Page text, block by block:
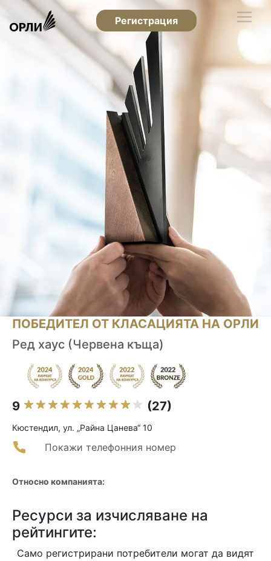
Регистрация
ПОБЕДИТЕЛ ОТ КЛАСАЦИЯТА НА ОРЛИ
Ред хаус (Червена къща)
9 (27)
Кюстендил, ул. „Райна Цанева“ 10
Покажи телефонния номер
Относно компанията:
Ресурси за изчисляване на
рейтингите:
Само регистрирани потребители могат да видят